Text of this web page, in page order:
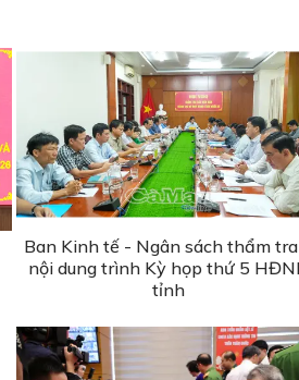
Ban Kinh tế - Ngân sách thẩm
nội dung trình Kỳ họp thứ 5
tỉnh